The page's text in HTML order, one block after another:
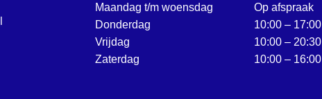
Maandag t/m woensdag
Donderdag
Vrijdag
Zaterdag
Op afspraak
10:00 – 17:00
10:00 – 20:30
10:00 – 16:00